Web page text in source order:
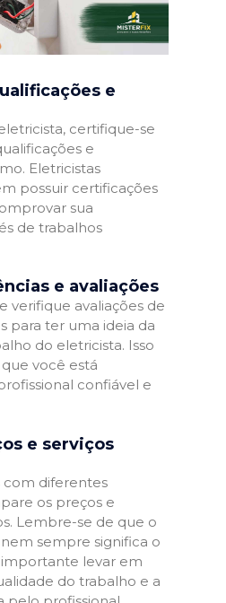
e
certifique-se
e
Eletricistas
possuir certificações
sua
de trabalhos
e avaliações
verifique avaliações de
para ter uma ideia da
do eletricista. Isso
você está
confiável e
e serviços
com diferentes
os preços e
Lembre-se de que o
sempre significa o
importante levar em
do trabalho e a